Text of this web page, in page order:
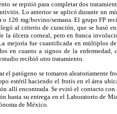
se repitió para completar dos
Lo anterior se aplicó durante un
o 126 mg/bovino/semana. El grupo FP
al criterio de curación, que se basó
la úlcera corneal, pero en franca
mejoría fue cuantificada en múltiplos
en cuanto a signos de la
recibió otro tratamiento.
el patógeno se tomaron aleatoriamente
estéril haciendo el frotis en el área
allí encontrada. Se evitó el contacto
hasta su entrega en el Laboratorio de
de México.